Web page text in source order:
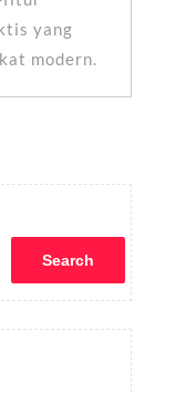
yang
modern.
Search